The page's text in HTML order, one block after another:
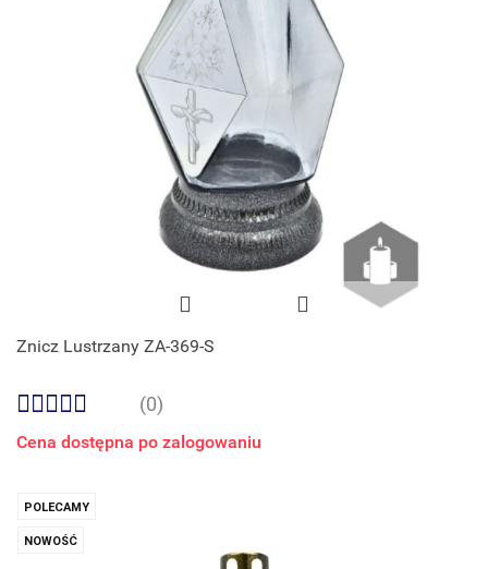
Znicz Lustrzany ZA-369-S
(0)
Cena dostępna po zalogowaniu
POLECAMY
NOWOŚĆ